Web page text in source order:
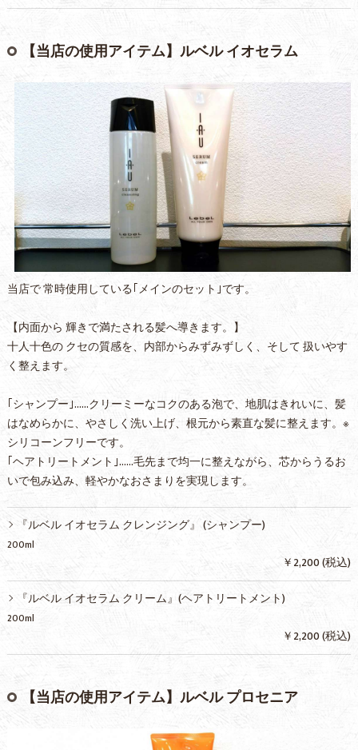
【当店の使用アイテム】ルベル イオセラム
当店で 常時使用している｢メインのセット｣です。
【内面から 輝きで満たされる髪へ導きます。】
十人十色の クセの質感を、内部からみずみずしく、そして 扱いやす
く整えます。
｢シャンプー｣……クリーミーなコクのある泡で、地肌はきれいに、髪
はなめらかに、やさしく洗い上げ、根元から素直な髪に整えます。※
シリコーンフリーです。
｢ヘアトリートメント｣……毛先まで均一に整えながら、芯からうるお
いで包み込み、軽やかなおさまりを実現します。
『ルベル イオセラム クレンジング』 (シャンプー)
200ml
￥2,200 (税込)
『ルベル イオセラム クリーム』(ヘアトリートメント)
200ml
￥2,200 (税込)
【当店の使用アイテム】ルベル プロセニア